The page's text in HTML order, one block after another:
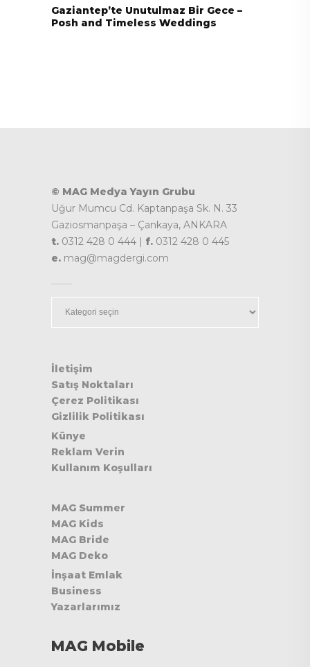
Gaziantep’te Unutulmaz Bir Gece –
Posh and Timeless Weddings
© MAG Medya Yayın Grubu
Uğur Mumcu Cd. Kaptanpaşa Sk. N. 33
Gaziosmanpaşa – Çankaya, ANKARA
t. 0312 428 0 444 | f. 0312 428 0 445
e. mag@magdergi.com
İletişim
Satış Noktaları
Çerez Politikası
Gizlilik Politikası
Künye
Reklam Verin
Kullanım Koşulları
MAG Summer
MAG Kids
MAG Bride
MAG Deko
İnşaat Emlak
Business
Yazarlarımız
MAG Mobile